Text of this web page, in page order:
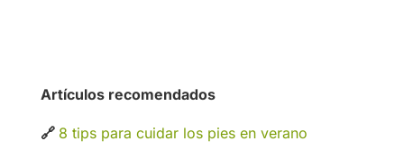
Artículos recomendados
🔗 8 tips para cuidar los pies en verano